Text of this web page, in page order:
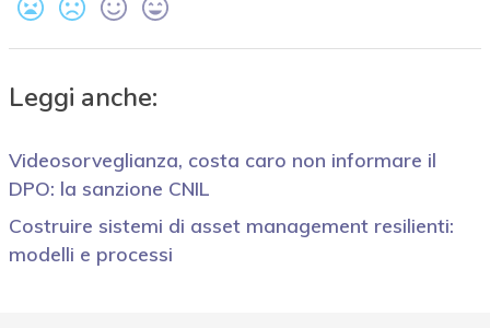
Leggi anche:
Videosorveglianza, costa caro non informare il
DPO: la sanzione CNIL
Costruire sistemi di asset management resilienti:
modelli e processi